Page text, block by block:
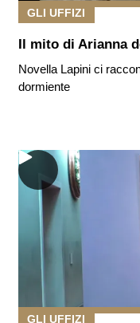
GLI UFFIZI
Il mito di Arianna
Novella Lapini ci
dormiente
GLI UFFIZI